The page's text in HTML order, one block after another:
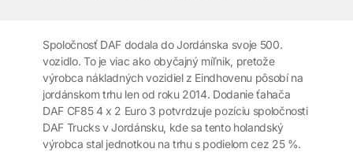
Spoločnosť DAF dodala do Jordánska svoje 500.
vozidlo. To je viac ako obyčajný míľnik, pretože
výrobca nákladných vozidiel z Eindhovenu pôsobí na
jordánskom trhu len od roku 2014. Dodanie ťahača
DAF CF85 4 x 2 Euro 3 potvrdzuje pozíciu spoločnosti
DAF Trucks v Jordánsku, kde sa tento holandský
výrobca stal jednotkou na trhu s podielom cez 25 %.